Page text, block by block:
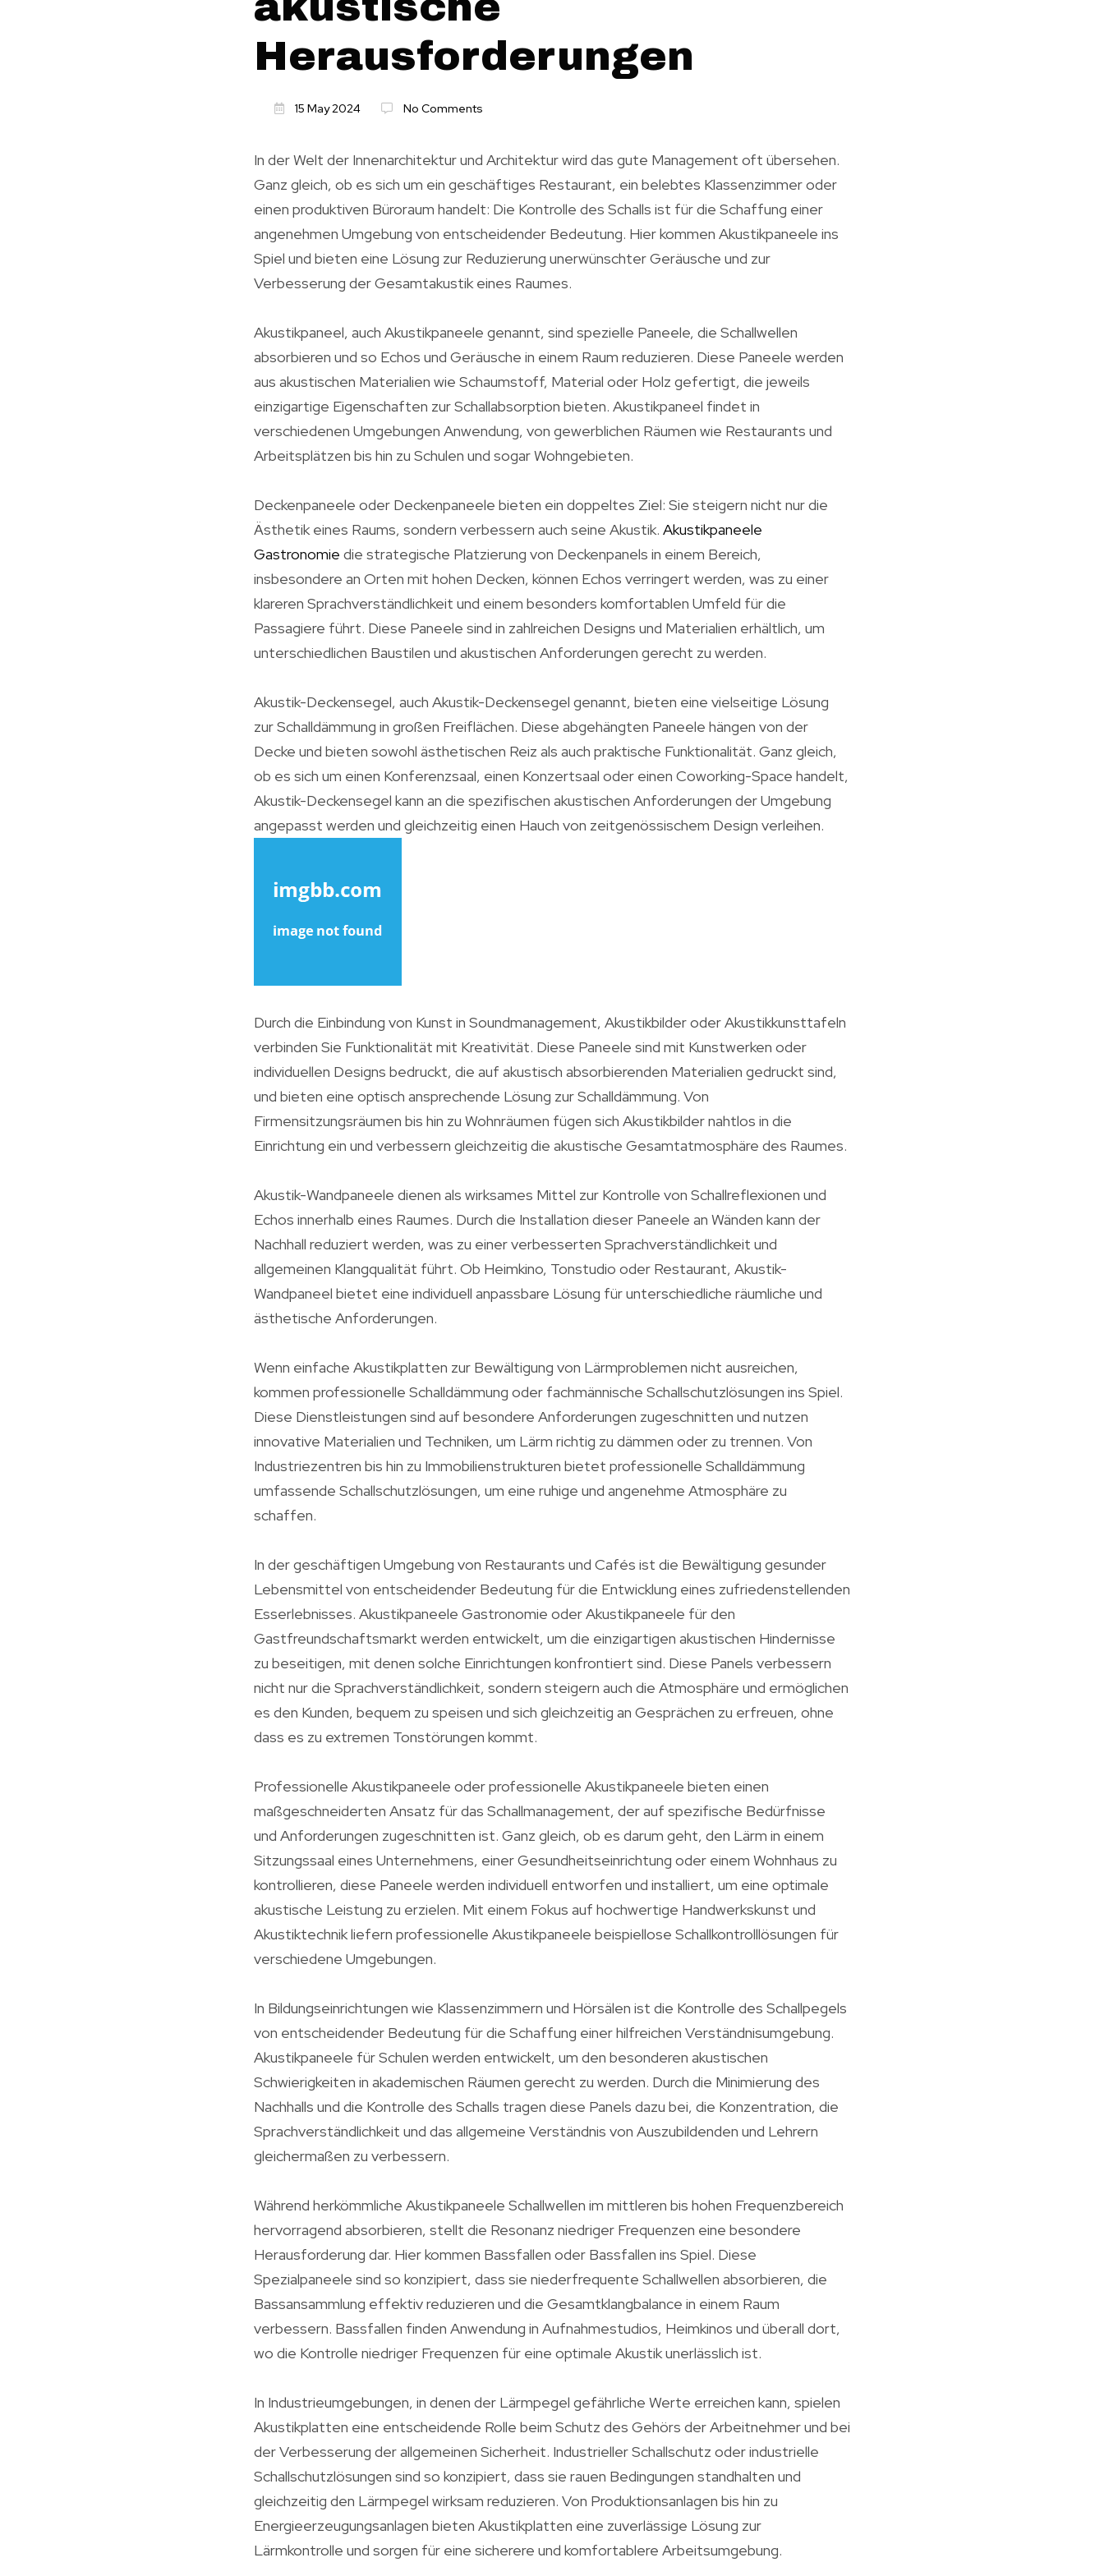
Herausforderungen
15 May 2024 No Comments
In der Welt der Innenarchitektur und Architektur wird das gute Management oft übersehen.
Ganz gleich, ob es sich um ein geschäftiges Restaurant, ein belebtes Klassenzimmer oder
einen produktiven Büroraum handelt: Die Kontrolle des Schalls ist für die Schaffung einer
angenehmen Umgebung von entscheidender Bedeutung. Hier kommen Akustikpaneele ins
Spiel und bieten eine Lösung zur Reduzierung unerwünschter Geräusche und zur
Verbesserung der Gesamtakustik eines Raumes.
Akustikpaneel, auch Akustikpaneele genannt, sind spezielle Paneele, die Schallwellen
absorbieren und so Echos und Geräusche in einem Raum reduzieren. Diese Paneele werden
aus akustischen Materialien wie Schaumstoff, Material oder Holz gefertigt, die jeweils
einzigartige Eigenschaften zur Schallabsorption bieten. Akustikpaneel findet in
verschiedenen Umgebungen Anwendung, von gewerblichen Räumen wie Restaurants und
Arbeitsplätzen bis hin zu Schulen und sogar Wohngebieten.
Deckenpaneele oder Deckenpaneele bieten ein doppeltes Ziel: Sie steigern nicht nur die
Ästhetik eines Raums, sondern verbessern auch seine Akustik. Akustikpaneele
Gastronomie die strategische Platzierung von Deckenpanels in einem Bereich,
insbesondere an Orten mit hohen Decken, können Echos verringert werden, was zu einer
klareren Sprachverständlichkeit und einem besonders komfortablen Umfeld für die
Passagiere führt. Diese Paneele sind in zahlreichen Designs und Materialien erhältlich, um
unterschiedlichen Baustilen und akustischen Anforderungen gerecht zu werden.
Akustik-Deckensegel, auch Akustik-Deckensegel genannt, bieten eine vielseitige Lösung
zur Schalldämmung in großen Freiflächen. Diese abgehängten Paneele hängen von der
Decke und bieten sowohl ästhetischen Reiz als auch praktische Funktionalität. Ganz gleich,
ob es sich um einen Konferenzsaal, einen Konzertsaal oder einen Coworking-Space handelt,
Akustik-Deckensegel kann an die spezifischen akustischen Anforderungen der Umgebung
angepasst werden und gleichzeitig einen Hauch von zeitgenössischem Design verleihen.
Durch die Einbindung von Kunst in Soundmanagement, Akustikbilder oder Akustikkunsttafeln
verbinden Sie Funktionalität mit Kreativität. Diese Paneele sind mit Kunstwerken oder
individuellen Designs bedruckt, die auf akustisch absorbierenden Materialien gedruckt sind,
und bieten eine optisch ansprechende Lösung zur Schalldämmung. Von
Firmensitzungsräumen bis hin zu Wohnräumen fügen sich Akustikbilder nahtlos in die
Einrichtung ein und verbessern gleichzeitig die akustische Gesamtatmosphäre des Raumes.
Akustik-Wandpaneele dienen als wirksames Mittel zur Kontrolle von Schallreflexionen und
Echos innerhalb eines Raumes. Durch die Installation dieser Paneele an Wänden kann der
Nachhall reduziert werden, was zu einer verbesserten Sprachverständlichkeit und
allgemeinen Klangqualität führt. Ob Heimkino, Tonstudio oder Restaurant, Akustik-
Wandpaneel bietet eine individuell anpassbare Lösung für unterschiedliche räumliche und
ästhetische Anforderungen.
Wenn einfache Akustikplatten zur Bewältigung von Lärmproblemen nicht ausreichen,
kommen professionelle Schalldämmung oder fachmännische Schallschutzlösungen ins Spiel.
Diese Dienstleistungen sind auf besondere Anforderungen zugeschnitten und nutzen
innovative Materialien und Techniken, um Lärm richtig zu dämmen oder zu trennen. Von
Industriezentren bis hin zu Immobilienstrukturen bietet professionelle Schalldämmung
umfassende Schallschutzlösungen, um eine ruhige und angenehme Atmosphäre zu
schaffen.
In der geschäftigen Umgebung von Restaurants und Cafés ist die Bewältigung gesunder
Lebensmittel von entscheidender Bedeutung für die Entwicklung eines zufriedenstellenden
Esserlebnisses. Akustikpaneele Gastronomie oder Akustikpaneele für den
Gastfreundschaftsmarkt werden entwickelt, um die einzigartigen akustischen Hindernisse
zu beseitigen, mit denen solche Einrichtungen konfrontiert sind. Diese Panels verbessern
nicht nur die Sprachverständlichkeit, sondern steigern auch die Atmosphäre und ermöglichen
es den Kunden, bequem zu speisen und sich gleichzeitig an Gesprächen zu erfreuen, ohne
dass es zu extremen Tonstörungen kommt.
Professionelle Akustikpaneele oder professionelle Akustikpaneele bieten einen
maßgeschneiderten Ansatz für das Schallmanagement, der auf spezifische Bedürfnisse
und Anforderungen zugeschnitten ist. Ganz gleich, ob es darum geht, den Lärm in einem
Sitzungssaal eines Unternehmens, einer Gesundheitseinrichtung oder einem Wohnhaus zu
kontrollieren, diese Paneele werden individuell entworfen und installiert, um eine optimale
akustische Leistung zu erzielen. Mit einem Fokus auf hochwertige Handwerkskunst und
Akustiktechnik liefern professionelle Akustikpaneele beispiellose Schallkontrolllösungen für
verschiedene Umgebungen.
In Bildungseinrichtungen wie Klassenzimmern und Hörsälen ist die Kontrolle des Schallpegels
von entscheidender Bedeutung für die Schaffung einer hilfreichen Verständnisumgebung.
Akustikpaneele für Schulen werden entwickelt, um den besonderen akustischen
Schwierigkeiten in akademischen Räumen gerecht zu werden. Durch die Minimierung des
Nachhalls und die Kontrolle des Schalls tragen diese Panels dazu bei, die Konzentration, die
Sprachverständlichkeit und das allgemeine Verständnis von Auszubildenden und Lehrern
gleichermaßen zu verbessern.
Während herkömmliche Akustikpaneele Schallwellen im mittleren bis hohen Frequenzbereich
hervorragend absorbieren, stellt die Resonanz niedriger Frequenzen eine besondere
Herausforderung dar. Hier kommen Bassfallen oder Bassfallen ins Spiel. Diese
Spezialpaneele sind so konzipiert, dass sie niederfrequente Schallwellen absorbieren, die
Bassansammlung effektiv reduzieren und die Gesamtklangbalance in einem Raum
verbessern. Bassfallen finden Anwendung in Aufnahmestudios, Heimkinos und überall dort,
wo die Kontrolle niedriger Frequenzen für eine optimale Akustik unerlässlich ist.
In Industrieumgebungen, in denen der Lärmpegel gefährliche Werte erreichen kann, spielen
Akustikplatten eine entscheidende Rolle beim Schutz des Gehörs der Arbeitnehmer und bei
der Verbesserung der allgemeinen Sicherheit. Industrieller Schallschutz oder industrielle
Schallschutzlösungen sind so konzipiert, dass sie rauen Bedingungen standhalten und
gleichzeitig den Lärmpegel wirksam reduzieren. Von Produktionsanlagen bis hin zu
Energieerzeugungsanlagen bieten Akustikplatten eine zuverlässige Lösung zur
Lärmkontrolle und sorgen für eine sicherere und komfortablere Arbeitsumgebung.